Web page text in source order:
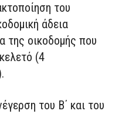
του
άδεια
της οικοδομής που
(4
του Β΄ και του